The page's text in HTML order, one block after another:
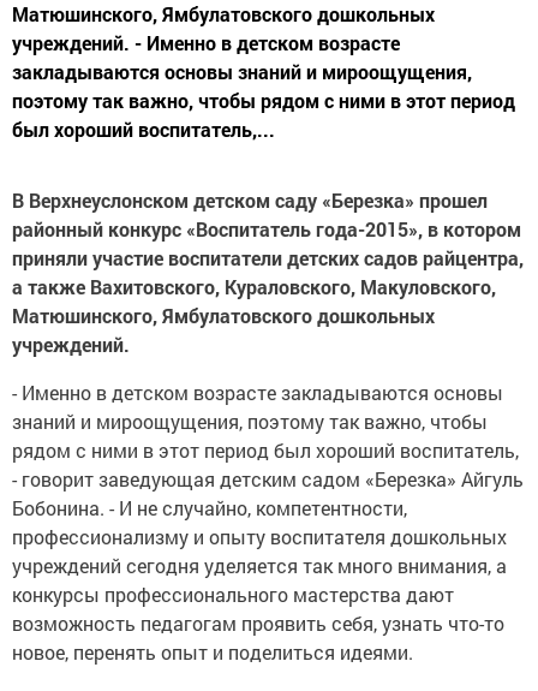
Матюшинского, Ямбулатовского дошкольных
учреждений. - Именно в детском возрасте
закладываются основы знаний и мироощущения,
поэтому так важно, чтобы рядом с ними в этот период
был хороший воспитатель,...
В Верхнеуслонском детском саду «Березка» прошел
районный конкурс «Воспитатель года-2015», в котором
приняли участие воспитатели детских садов райцентра,
а также Вахитовского, Кураловского, Макуловского,
Матюшинского, Ямбулатовского дошкольных
учреждений.
- Именно в детском возрасте закладываются основы
знаний и мироощущения, поэтому так важно, чтобы
рядом с ними в этот период был хороший воспитатель,
- говорит заведующая детским садом «Березка» Айгуль
Бобонина. - И не случайно, компетентности,
профессионализму и опыту воспитателя дошкольных
учреждений сегодня уделяется так много внимания, а
конкурсы профессионального мастерства дают
возможность педагогам проявить себя, узнать что-то
новое, перенять опыт и поделиться идеями.